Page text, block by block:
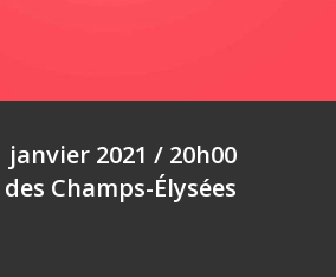
janvier 2021 / 20h00
Champs-Élysées